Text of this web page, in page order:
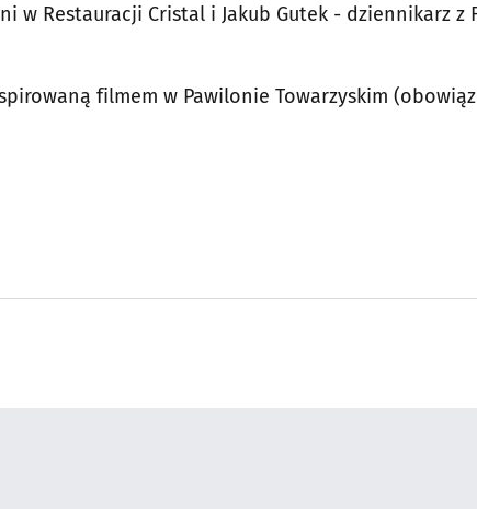
w Restauracji Cristal i Jakub Gutek - dziennikarz z
filmem w Pawilonie Towarzyskim